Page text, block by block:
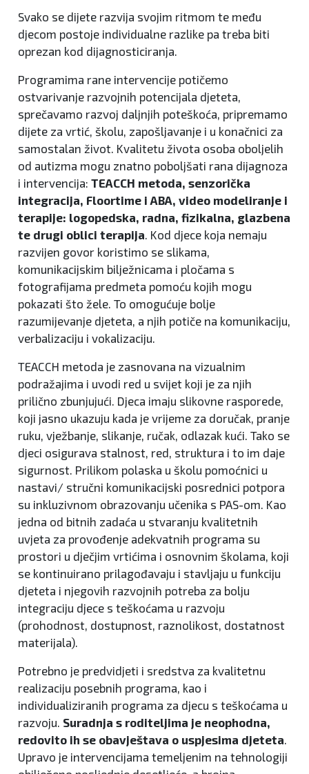
Svako se dijete razvija svojim ritmom te među
djecom postoje individualne razlike pa treba biti
oprezan kod dijagnosticiranja.
Programima rane intervencije potičemo
ostvarivanje razvojnih potencijala djeteta,
sprečavamo razvoj daljnjih poteškoća, pripremamo
dijete za vrtić, školu, zapošljavanje i u konačnici za
samostalan život. Kvalitetu života osoba oboljelih
od autizma mogu znatno poboljšati rana dijagnoza
i intervencija: TEACCH metoda, senzorička
integracija, Floortime i ABA, video modeliranje i
terapije: logopedska, radna, fizikalna, glazbena
te drugi oblici terapija . Kod djece koja nemaju
razvijen govor koristimo se slikama,
komunikacijskim bilježnicama i pločama s
fotografijama predmeta pomoću kojih mogu
pokazati što žele. To omogućuje bolje
razumijevanje djeteta, a njih potiče na komunikaciju,
verbalizaciju i vokalizaciju.
TEACCH metoda je zasnovana na vizualnim
podražajima i uvodi red u svijet koji je za njih
prilično zbunjujući. Djeca imaju slikovne rasporede,
koji jasno ukazuju kada je vrijeme za doručak, pranje
ruku, vježbanje, slikanje, ručak, odlazak kući. Tako se
djeci osigurava stalnost, red, struktura i to im daje
sigurnost. Prilikom polaska u školu pomoćnici u
nastavi/ stručni komunikacijski posrednici potpora
su inkluzivnom obrazovanju učenika s PAS-om. Kao
jedna od bitnih zadaća u stvaranju kvalitetnih
uvjeta za provođenje adekvatnih programa su
prostori u dječjim vrtićima i osnovnim školama, koji
se kontinuirano prilagođavaju i stavljaju u funkciju
djeteta i njegovih razvojnih potreba za bolju
integraciju djece s teškoćama u razvoju
(prohodnost, dostupnost, raznolikost, dostatnost
materijala).
Potrebno je predvidjeti i sredstva za kvalitetnu
realizaciju posebnih programa, kao i
individualiziranih programa za djecu s teškoćama u
razvoju. Suradnja s roditeljima je neophodna,
redovito ih se obavještava o uspjesima djeteta
Upravo je intervencijama temeljenim na tehnologiji